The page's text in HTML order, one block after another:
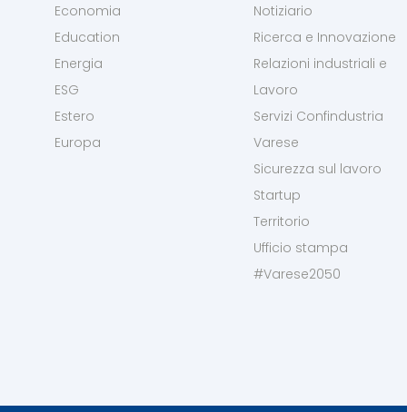
Economia
Education
Energia
ESG
Estero
Europa
Notiziario
Ricerca e Innovazione
Relazioni industriali e
Lavoro
Servizi Confindustria
Varese
Sicurezza sul lavoro
Startup
Territorio
Ufficio stampa
#Varese2050